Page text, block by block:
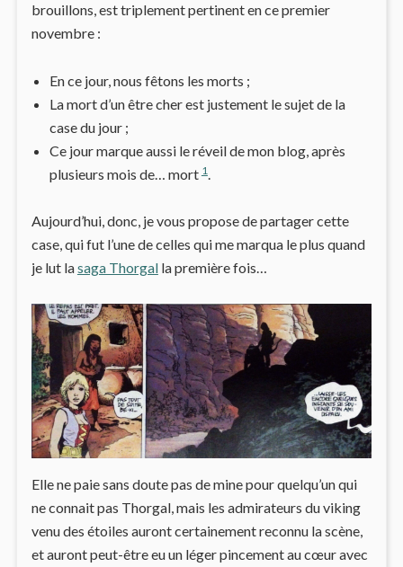
brouillons, est triplement pertinent en ce premier
novembre :
En ce jour, nous fêtons les morts ;
La mort d’un être cher est justement le sujet de la
case du jour ;
Ce jour marque aussi le réveil de mon blog, après
plusieurs mois de… mort 1.
Aujourd’hui, donc, je vous propose de partager cette
case, qui fut l’une de celles qui me marqua le plus quand
je lut lasaga Thorgalla première fois…
Elle ne paie sans doute pas de mine pour quelqu’un qui
ne connait pas Thorgal, mais les admirateurs du viking
venu des étoiles auront certainement reconnu la scène,
et auront peut-être eu un léger pincement au cœur avec